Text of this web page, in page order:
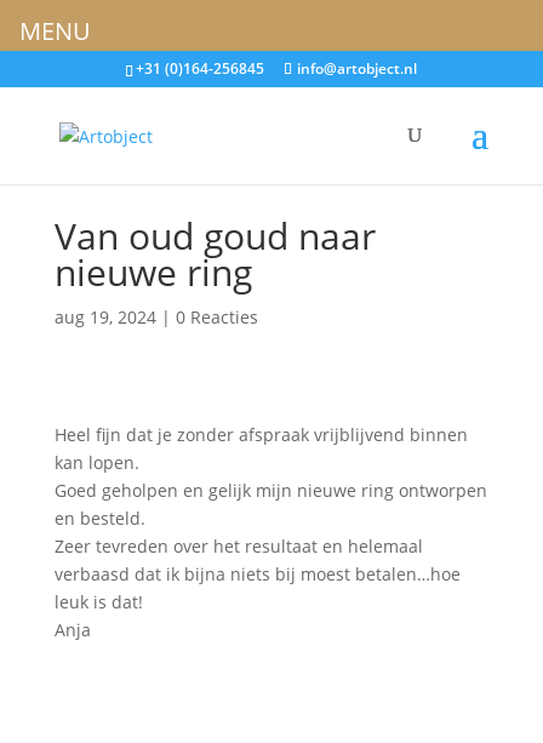
+31 (0)164-256845 info@artobject.nl
Van oud goud naar
nieuwe ring
aug 19, 2024| 0 Reacties
Heel fijn dat je zonder afspraak vrijblijvend binnen
kan lopen.
Goed geholpen en gelijk mijn nieuwe ring ontworpen
en besteld.
Zeer tevreden over het resultaat en helemaal
verbaasd dat ik bijna niets bij moest betalen…hoe
leuk is dat!
Anja
MENU